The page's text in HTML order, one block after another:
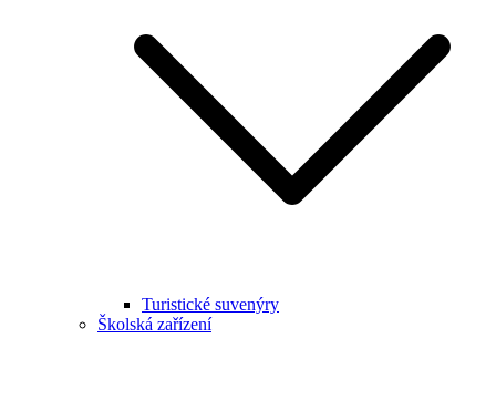
Turistické suvenýry
Školská zařízení